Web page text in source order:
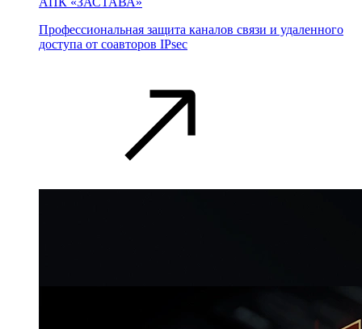
Профессиональная защита каналов связи и удаленного
доступа от соавторов IPsec